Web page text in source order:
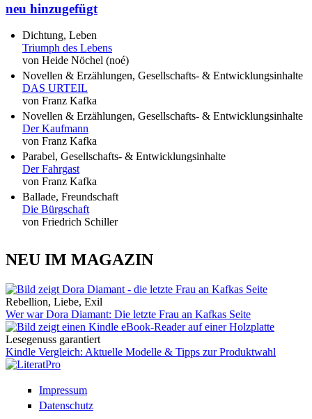
neu hinzugefügt
Dichtung, Leben
Triumph des Lebens
von Heide Nöchel (noé)
Novellen & Erzählungen, Gesellschafts- & Entwicklungsinhalte
DAS URTEIL
von Franz Kafka
Novellen & Erzählungen, Gesellschafts- & Entwicklungsinhalte
Der Kaufmann
von Franz Kafka
Parabel, Gesellschafts- & Entwicklungsinhalte
Der Fahrgast
von Franz Kafka
Ballade, Freundschaft
Die Bürgschaft
von Friedrich Schiller
NEU IM MAGAZIN
Rebellion, Liebe, Exil
Wer war Dora Diamant: Die letzte Frau an Kafkas Seite
Lesegenuss garantiert
Kindle Vergleich: Aktuelle Modelle & Tipps zur Produktwahl
Impressum
Datenschutz